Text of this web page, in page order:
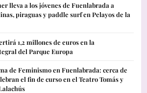
lleva a los jóvenes de Fuenlabrada a
piraguas y paddle surf en Pelayos de la
1,2 millones de euros en la
del Parque Europa
de Feminismo en Fuenlabrada: cerca de
el fin de curso en el Teatro Tomás y